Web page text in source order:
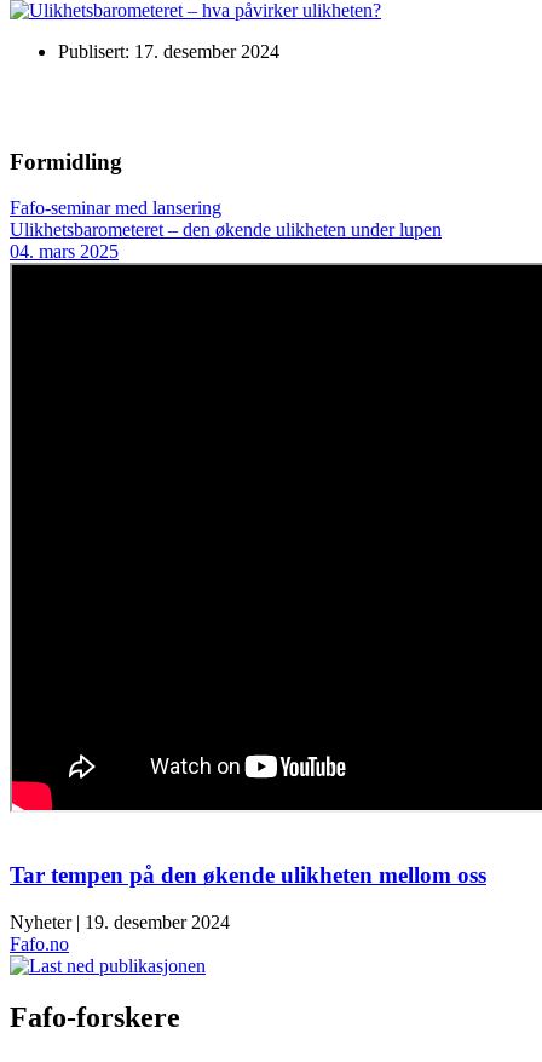
Publisert: 17. desember 2024
Formidling
Fafo-seminar med lansering
Ulikhetsbarometeret – den økende ulikheten under lupen
04. mars 2025
Tar tempen på den økende ulikheten mellom oss
Nyheter | 19. desember 2024
Fafo.no
Fafo-forskere